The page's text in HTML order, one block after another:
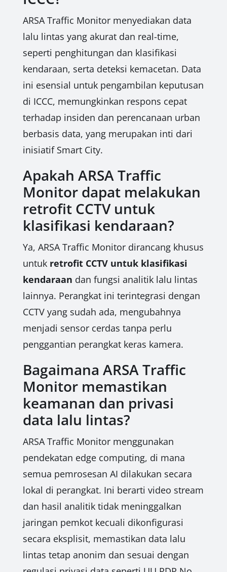
ARSA Traffic Monitor menyediakan data
lalu lintas yang akurat dan real-time,
seperti penghitungan dan klasifikasi
kendaraan, serta deteksi kemacetan. Data
ini esensial untuk pengambilan keputusan
di ICCC, memungkinkan respons cepat
terhadap insiden dan perencanaan urban
berbasis data, yang merupakan inti dari
inisiatif Smart City.
Apakah ARSA Traffic
Monitor dapat melakukan
retrofit CCTV untuk
klasifikasi kendaraan?
Ya, ARSA Traffic Monitor dirancang khusus
untuk retrofit CCTV untuk klasifikasi
kendaraan dan fungsi analitik lalu lintas
lainnya. Perangkat ini terintegrasi dengan
CCTV yang sudah ada, mengubahnya
menjadi sensor cerdas tanpa perlu
penggantian perangkat keras kamera.
Bagaimana ARSA Traffic
Monitor memastikan
keamanan dan privasi
data lalu lintas?
ARSA Traffic Monitor menggunakan
pendekatan edge computing, di mana
semua pemrosesan AI dilakukan secara
lokal di perangkat. Ini berarti video stream
dan hasil analitik tidak meninggalkan
jaringan pemkot kecuali dikonfigurasi
secara eksplisit, memastikan data lalu
lintas tetap anonim dan sesuai dengan